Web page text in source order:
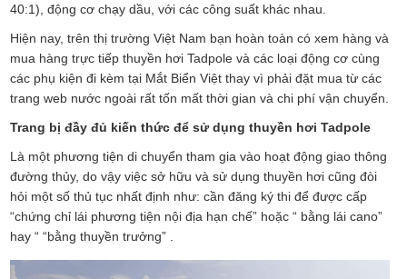
40:1), động cơ chạy dầu, với các công suất khác nhau.
Hiện nay, trên thị trường Việt Nam bạn hoàn toàn có xem hàng và
mua hàng trực tiếp thuyền hơi Tadpole và các loại động cơ cùng
các phụ kiện đi kèm tại Mắt Biển Việt thay vì phải đặt mua từ các
trang web nước ngoài rất tốn mất thời gian và chi phí vận chuyển.
Trang bị đầy đủ kiến thức để sử dụng thuyền hơi Tadpole
Là một phương tiện di chuyển tham gia vào hoạt động giao thông
đường thủy, do vậy việc sở hữu và sử dụng thuyền hơi cũng đòi
hỏi một số thủ tục nhất định như: cần đăng ký thi để được cấp
“chứng chỉ lái phương tiện nội địa hạn chế” hoặc “ bằng lái cano”
hay “ “bằng thuyền trưởng” .